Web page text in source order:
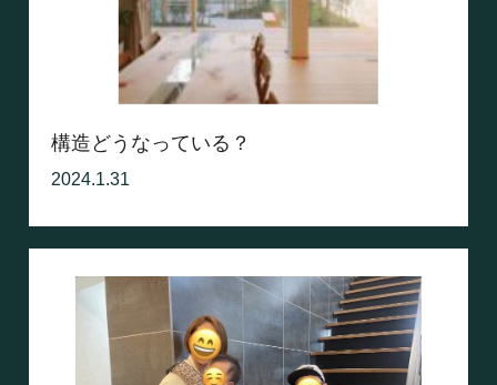
構造どうなっている？
2024.1.31